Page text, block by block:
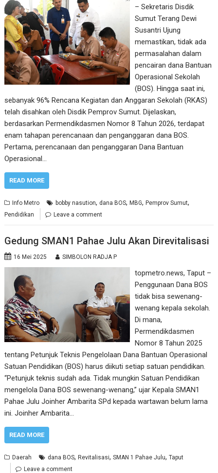
– Sekretaris Disdik
Sumut Terang Dewi
Susantri Ujung
memastikan, tidak ada
permasalahan dalam
pencairan dana Bantuan
Operasional Sekolah
(BOS). Hingga saat ini,
sebanyak 96% Rencana Kegiatan dan Anggaran Sekolah (RKAS)
telah disahkan oleh Disdik Pemprov Sumut. Dijelaskan,
berdasarkan Permendikdasmen Nomor 8 Tahun 2026, terdapat
enam tahapan perencanaan dan penganggaran dana BOS.
Pertama, perencanaan dan penganggaran Dana Bantuan
Operasional…
READ MORE
Info Metro bobby nasution, dana BOS,MBG,Pemprov Sumut,
Pendidikan Leave a comment
Gedung SMAN1 Pahae Julu Akan Direvitalisasi
16 Mei 2025 SIMBOLON RADJA P
topmetro.news, Taput –
Penggunaan Dana BOS
tidak bisa sewenang-
wenang kepala sekolah.
Di mana,
Permendikdasmen
Nomor 8 Tahun 2025
tentang Petunjuk Teknis Pengelolaan Dana Bantuan Operasional
Satuan Pendidikan (BOS) harus diikuti setiap satuan pendidikan.
“Petunjuk teknis sudah ada. Tidak mungkin Satuan Pendidikan
mengelola Dana BOS sewenang-wenang,” ujar Kepala SMAN1
Pahae Julu Joinher Ambarita SPd kepada wartawan belum lama
ini. Joinher Ambarita…
READ MORE
Daerah dana BOS,Revitalisasi,SMAN 1 Pahae Julu,Taput
Leave a comment